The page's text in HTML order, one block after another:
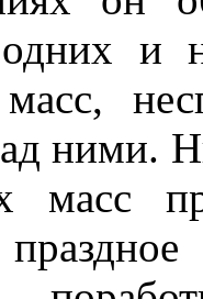
одних и
ними.
масс